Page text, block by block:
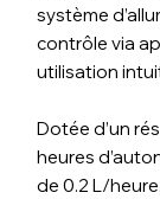
système
contrôle via
utilisation
Dotée d’un
heures
de 0.2 L/